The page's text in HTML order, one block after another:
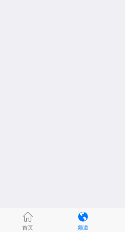
首页 频道